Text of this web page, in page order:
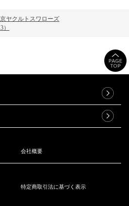
ヤクルトスワローズ
会社概要
特定商取引法に基づく表示